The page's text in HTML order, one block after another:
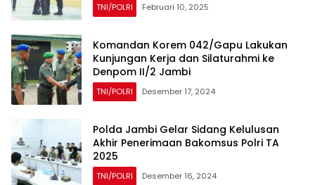
TNI/POLRI Februari 10, 2025
Komandan Korem 042/Gapu Lakukan
Kunjungan Kerja dan Silaturahmi ke
Denpom II/2 Jambi
TNI/POLRI Desember 17, 2024
Polda Jambi Gelar Sidang Kelulusan
Akhir Penerimaan Bakomsus Polri TA
2025
TNI/POLRI Desember 16, 2024